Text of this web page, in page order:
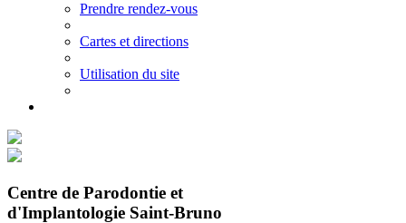
Prendre rendez-vous
Cartes et directions
Utilisation du site
Centre de Parodontie et
d'Implantologie Saint-Bruno